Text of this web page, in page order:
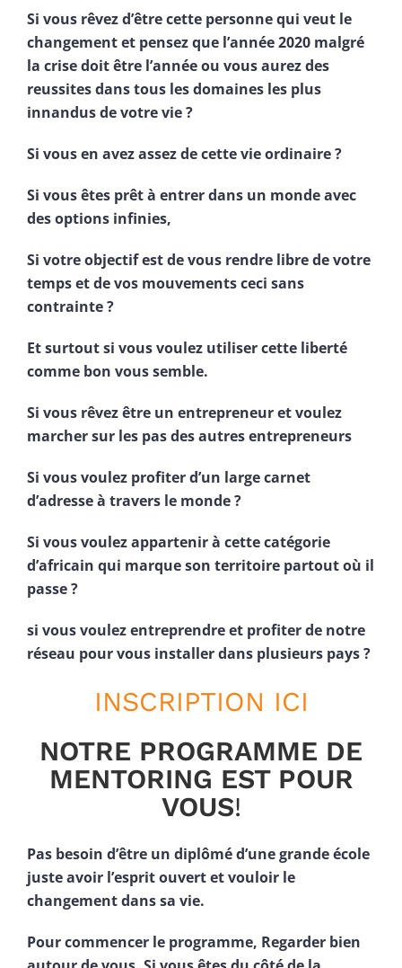
Si vous rêvez d’être cette personne qui veut le
changement et pensez que l’année 2020 malgré
la crise doit être l’année ou vous aurez des
reussites dans tous les domaines les plus
innandus de votre vie ?
Si vous en avez assez de cette vie ordinaire ?
Si vous êtes prêt à entrer dans un monde avec
des options infinies,
Si votre objectif est de vous rendre libre de votre
temps et de vos mouvements ceci sans
contrainte ?
Et surtout si vous voulez utiliser cette liberté
comme bon vous semble.
Si vous rêvez être un entrepreneur et voulez
marcher sur les pas des autres entrepreneurs
Si vous voulez profiter d’un large carnet
d’adresse à travers le monde ?
Si vous voulez appartenir à cette catégorie
d’africain qui marque son territoire partout où il
passe ?
si vous voulez entreprendre et profiter de notre
réseau pour vous installer dans plusieurs pays ?
INSCRIPTION ICI
NOTRE PROGRAMME DE
MENTORING EST POUR
VOUS!
Pas besoin d’être un diplômé d’une grande école
juste avoir l’esprit ouvert et vouloir le
changement dans sa vie.
Pour commencer le programme, Regarder bien